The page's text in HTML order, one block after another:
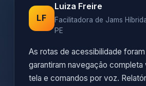
LF
Luiza Freire
Facilitadora de Jams
PE
As rotas de acessibilidade
garantiram navegação completa
tela e comandos por voz.